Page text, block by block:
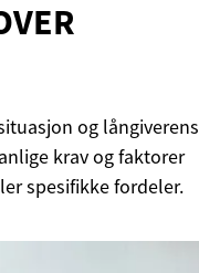
og långiverens
krav og faktorer
spesifikke fordeler.